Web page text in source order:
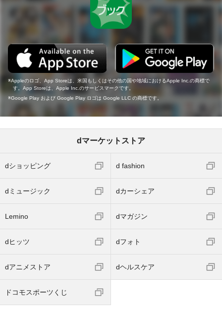
Appleのロゴ、App Storeは、米国もしくはその他の国や地域におけるApple Inc.の商標で
す。App Storeは、Apple Inc.のサービスマークです。
Google Play および Google Play ロゴは Google LLC の商標です。
dマーケットストア
dショッピング d fashion
dミュージック dカーシェア
Lemino dマガジン
dヒッツ dフォト
dアニメストア dヘルスケア
ドコモスポーツくじ